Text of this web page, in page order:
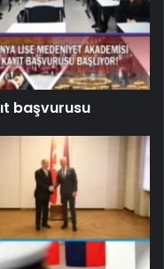
başvurusu